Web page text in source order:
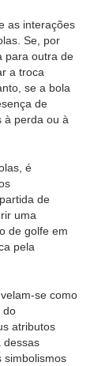
as interações
Se, por
para outra de
a troca
se a bola
de
à perda ou à
é
de
uma
de golfe em
pela
se como
do
atributos
dessas
simbolismos